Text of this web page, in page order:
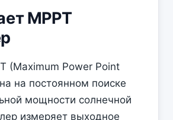
MPPT
(Maximum Power Point
на постоянном поиске
мощности солнечной
измеряет выходное